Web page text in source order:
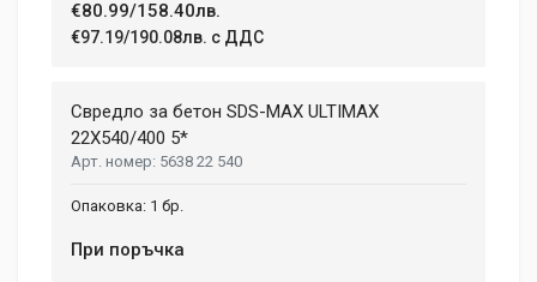
€80.99/158.40лв.
€97.19/190.08лв. с ДДС
Свредло за бетон SDS-MAX ULTIMAX
22X540/400 5*
5638 22 540
1 бр.
При поръчка